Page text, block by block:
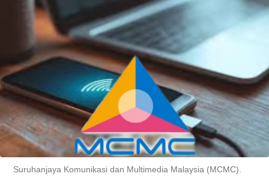
Suruhanjaya Komunikasi dan Multimedia Malaysia (MCMC).